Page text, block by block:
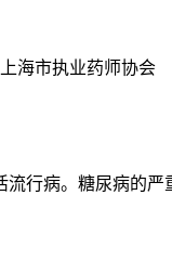
春元 上海市
行病。糖尿病的